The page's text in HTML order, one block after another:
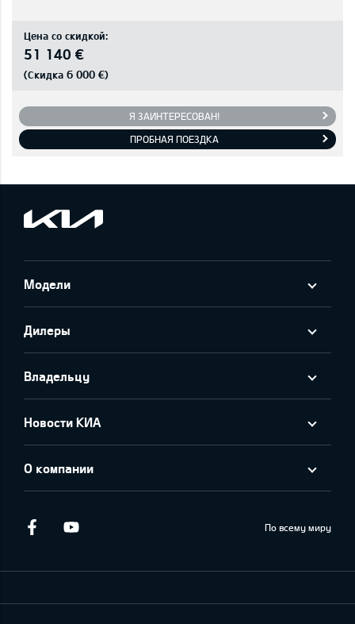
Цена со скидкой:
51 140 €
(Скидка 6 000 €)
Я ЗАИНТЕРЕСОВАН!
ПРОБНАЯ ПОЕЗДКА
Модели
Дилеры
Владельцу
Новости КИА
О компании
Facebook По всему миру